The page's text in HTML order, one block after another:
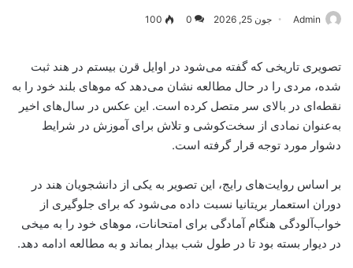
Admin جون 25, 2026 0
100
تصویری تاریخی که گفته می‌شود در اوایل قرن بیستم در هند ثبت
شده، مردی را در حال مطالعه نشان می‌دهد که موهای بلند خود را به
نقطه‌ای در بالای سر متصل کرده است. این عکس در سال‌های اخیر
به‌عنوان نمادی از سخت‌کوشی و تلاش برای آموزش در شرایط
دشوار مورد توجه قرار گرفته است.
بر اساس روایت‌های رایج، این تصویر به یکی از دانشجویان هند در
دوران استعمار بریتانیا نسبت داده می‌شود که برای جلوگیری از
خواب‌آلودگی هنگام آمادگی برای امتحانات، موهای خود را به میخی
در دیوار بسته بود تا در طول شب بیدار بماند و به مطالعه ادامه دهد.